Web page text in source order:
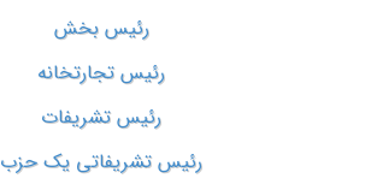
رئیس بخش
رئیس تجارتخانه
رئیس تشریفات
رئیس تشریفاتی یک حزب